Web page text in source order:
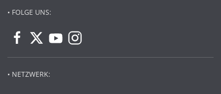
• FOLGE UNS:
• NETZWERK: